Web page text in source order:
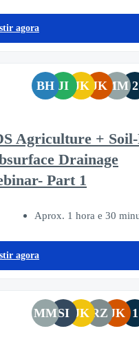
agora
BH JI JK JKMM 2
Agriculture +
Drainage
Part 1
Aprox. 1 hora e 30
agora
MMSI JK RZ JK 1